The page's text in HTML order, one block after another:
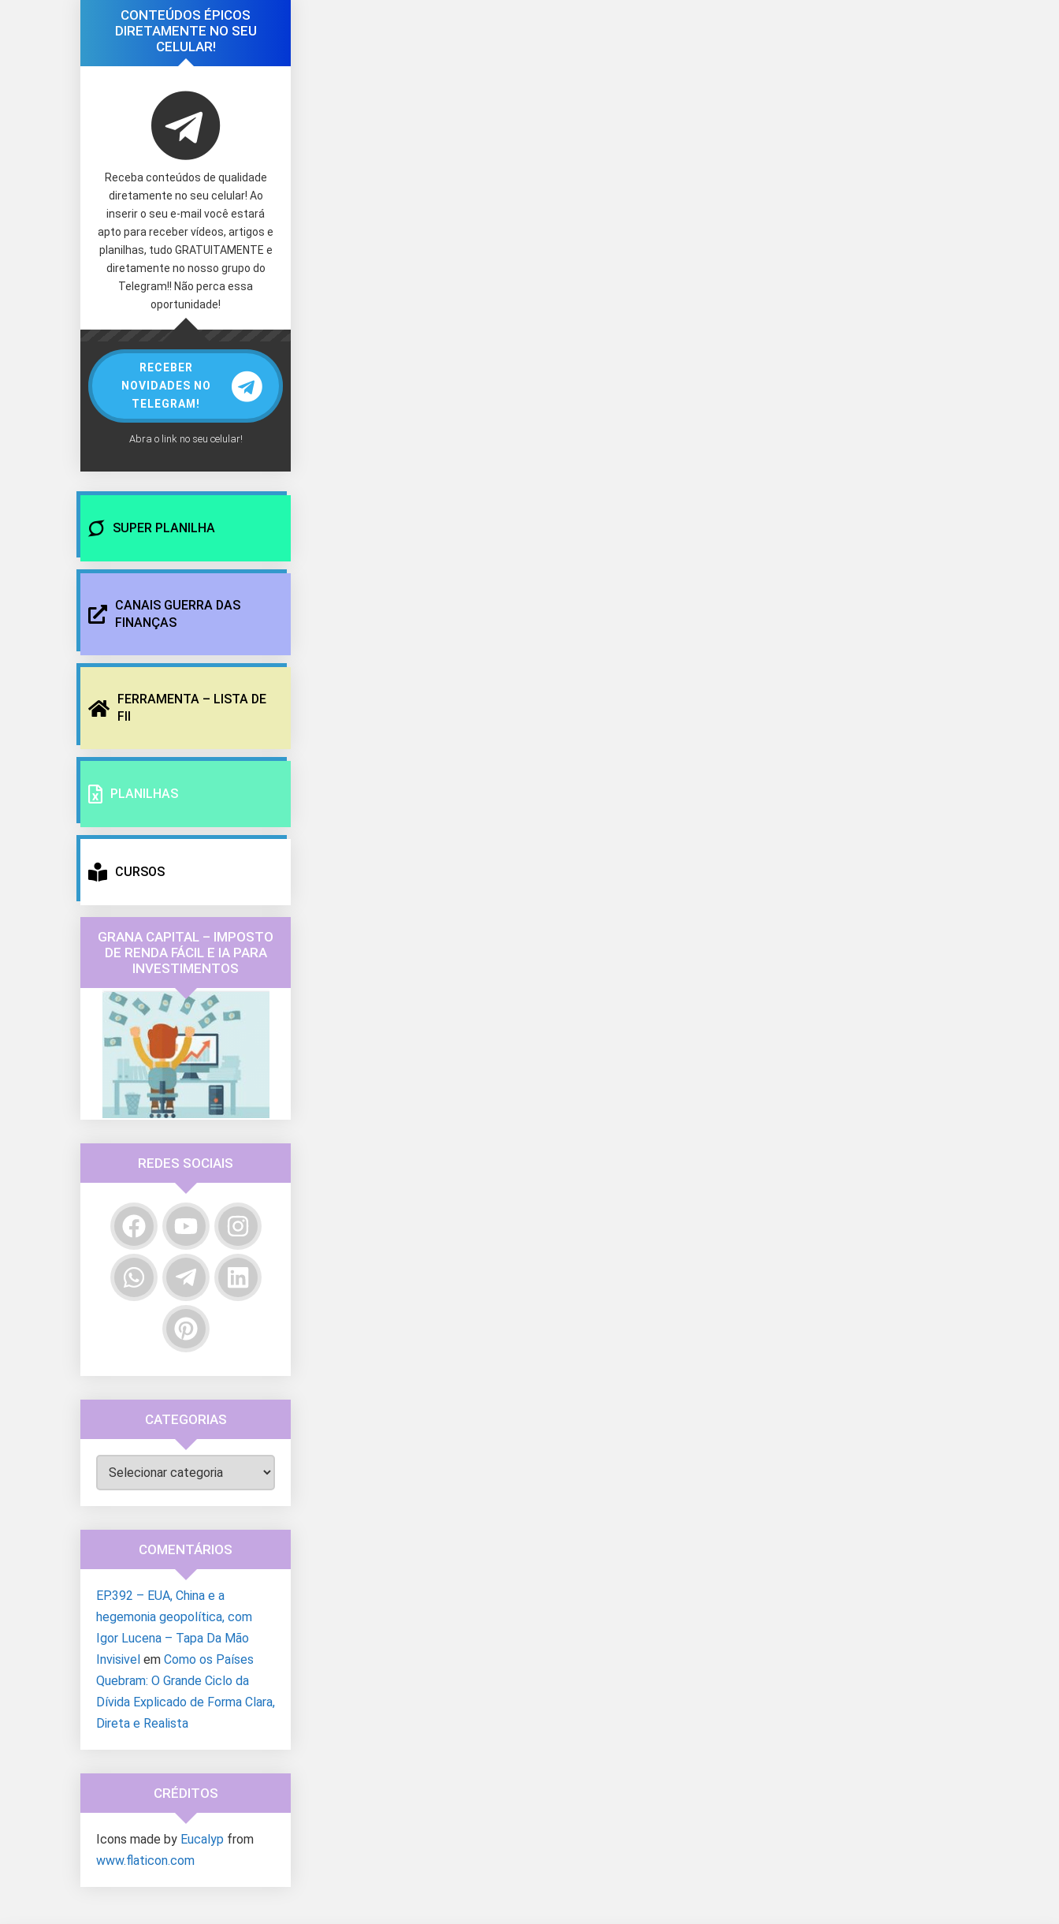
CONTEÚDOS ÉPICOS
DIRETAMENTE NO SEU
CELULAR!
Receba conteúdos de qualidade
diretamente no seu celular! Ao
inserir o seu e-mail você estará
apto para receber vídeos, artigos e
planilhas, tudo GRATUITAMENTE e
diretamente no nosso grupo do
Telegram!! Não perca essa
oportunidade!
RECEBER
NOVIDADES NO
TELEGRAM!
Abra o link no seu celular!
SUPER PLANILHA
CANAIS GUERRA DAS
FINANÇAS
FERRAMENTA – LISTA DE
FII
PLANILHAS
CURSOS
GRANA CAPITAL – IMPOSTO
DE RENDA FÁCIL E IA PARA
INVESTIMENTOS
REDES SOCIAIS
CATEGORIAS
Categorias
COMENTÁRIOS
EP.392 – EUA, China e a
hegemonia geopolítica, com
Igor Lucena – Tapa Da Mão
Invisivel em Como os Países
Quebram: O Grande Ciclo da
Dívida Explicado de Forma Clara,
Direta e Realista
CRÉDITOS
Icons made by Eucalyp from
www.flaticon.com